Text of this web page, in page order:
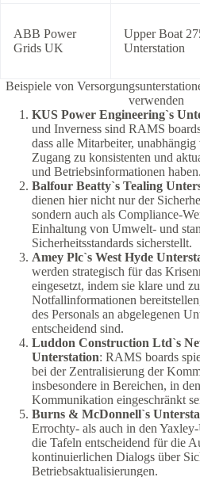
ABB Power
Grids UK
Upper Boat
Unterstation
Beispiele von
verwenden
KUS Power Engineering`s
und Inverness sind RAMS
dass alle Mitarbeiter,
Zugang zu konsistenten und
und Betriebsinformationen haben.
Balfour Beatty`s Tealing
dienen hier nicht nur der
sondern auch als Compliance-
Einhaltung von Umwelt- und
Sicherheitsstandards sicherstellt.
Amey Plc`s West Hyde
werden strategisch für das
eingesetzt, indem sie klare und
Notfallinformationen
des Personals an abgelegenen
entscheidend sind.
Luddon Construction Ltd`s
Unterstation: RAMS boards
bei der Zentralisierung der
insbesondere in Bereichen, in
Kommunikation eingeschränkt
Burns & McDonnell`s
Errochty- als auch in den
die Tafeln entscheidend für die
kontinuierlichen Dialogs über
Betriebsaktualisierungen.